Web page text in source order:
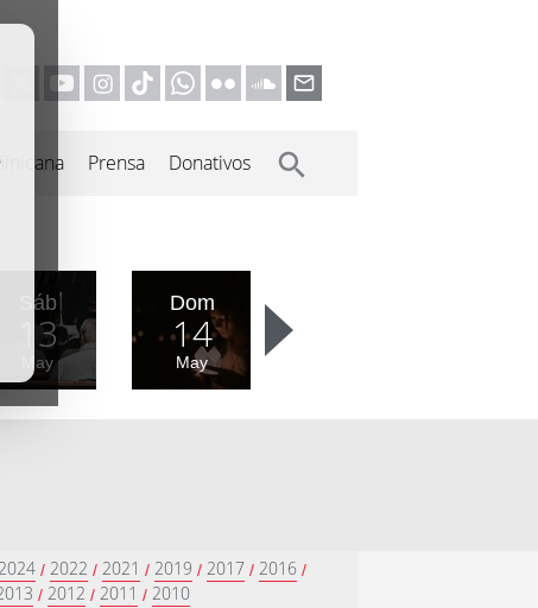
Prensa Donativos
Sáb
13
May
Dom
14
May
2024 / 2022 / 2021 / 2019 / 2017 / 2016 /
/ 2012 / 2011 / 2010